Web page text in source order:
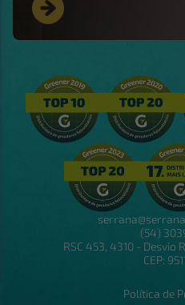
(54)
RSC 453, 4310 - Desvio
CEP:
Política de